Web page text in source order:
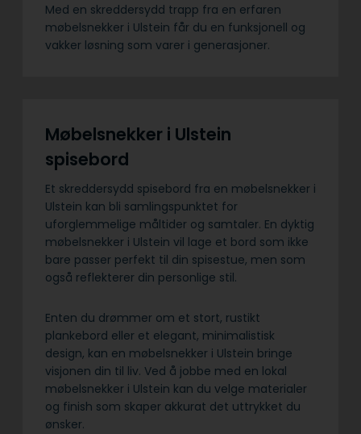
Med en skreddersydd trapp fra en erfaren
møbelsnekker i Ulstein får du en funksjonell og
vakker løsning som varer i generasjoner.
Møbelsnekker i Ulstein
spisebord
Et skreddersydd spisebord fra en møbelsnekker i
Ulstein kan bli samlingspunktet for
uforglemmelige måltider og samtaler. En dyktig
møbelsnekker i Ulstein vil lage et bord som ikke
bare passer perfekt til din spisestue, men som
også reflekterer din personlige stil.
Enten du drømmer om et stort, rustikt
plankebord eller et elegant, minimalistisk
design, kan en møbelsnekker i Ulstein bringe
visjonen din til liv. Ved å jobbe med en lokal
møbelsnekker i Ulstein kan du velge materialer
og finish som skaper akkurat det uttrykket du
ønsker.